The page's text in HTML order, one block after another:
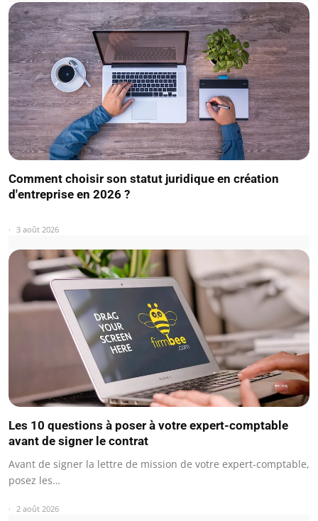
Comment choisir son statut juridique en création
d'entreprise en 2026 ?
3 août 2026
Les 10 questions à poser à votre expert-comptable
avant de signer le contrat
Avant de signer la lettre de mission de votre expert-comptable,
posez les…
2 août 2026